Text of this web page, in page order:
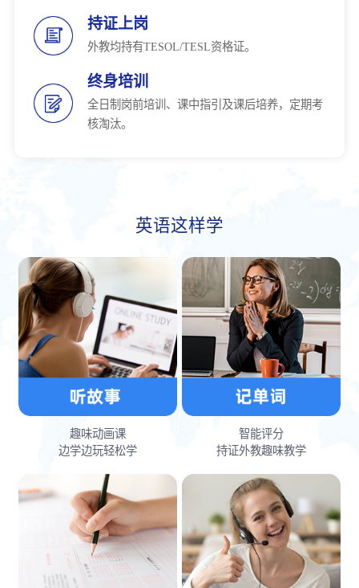
持证上岗
外教均持有TESOL/TESL资格证。
终身培训
全日制岗前培训、课中指引及课后培养，定期考
核淘汰。
英语这样学
趣味动画课
边学边玩轻松学
智能评分
持证外教趣味教学